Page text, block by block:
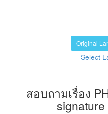
Original
Select
สอบถามเรื่อง